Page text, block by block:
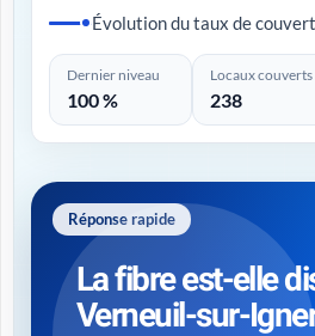
Évolution du taux de
Dernier niveau
100 %
Locaux couverts
238
Réponse rapide
La fibre est-elle
Verneuil-sur-